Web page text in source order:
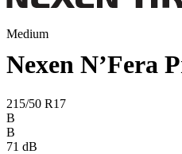
Medium
Nexen N’Fera
215/50 R17
B
B
71 dB